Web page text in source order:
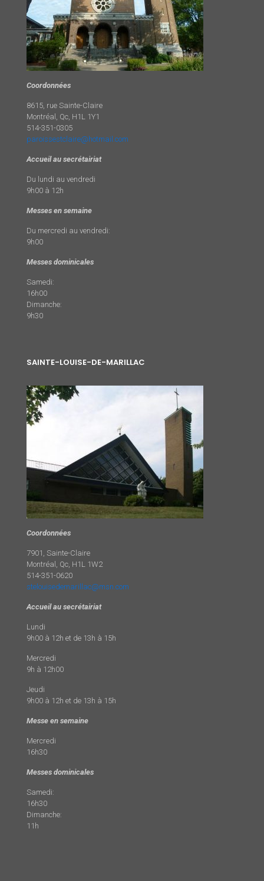
Coordonnées
8615, rue Sainte-Claire
Montréal, Qc, H1L 1Y1
514-351-0305
paroissestclaire@hotmail.com
Accueil au secrétairiat
Du lundi au vendredi
9h00 à 12h
Messes en semaine
Du mercredi au vendredi:
9h00
Messes dominicales
Samedi:
16h00
Dimanche:
9h30
SAINTE-LOUISE-DE-MARILLAC
Coordonnées
7901, Sainte-Claire
Montréal, Qc, H1L 1W2
514-351-0620
stelouisedemarillac@msn.com
Accueil au secrétairiat
Lundi
9h00 à 12h et de 13h à 15h
Mercredi
9h à 12h00
Jeudi
9h00 à 12h et de 13h à 15h
Messe en semaine
Mercredi
16h30
Messes dominicales
Samedi:
16h30
Dimanche:
11h